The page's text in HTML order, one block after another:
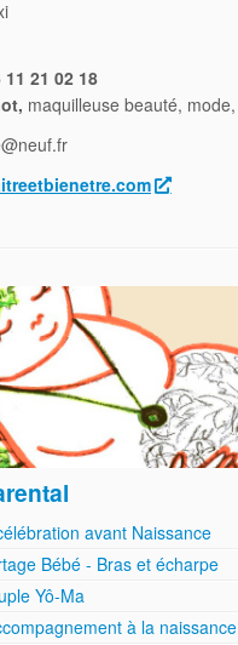
11 21 02 18
maquilleuse beauté,
avant Naissance
Bébé - Bras et écharpe
Yô-Ma
à la naissance